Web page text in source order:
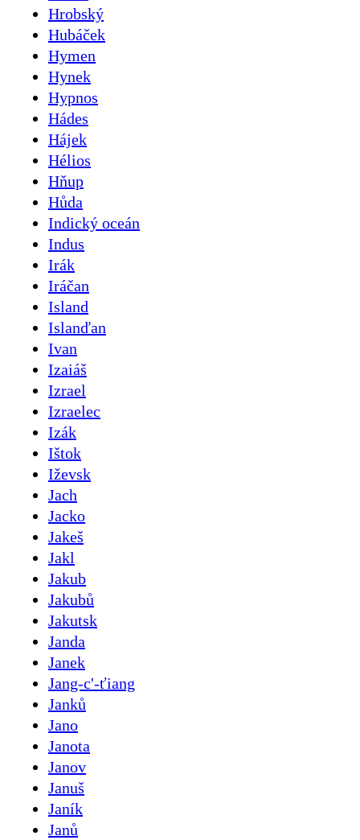
Hrobský
Hubáček
Hymen
Hynek
Hypnos
Hádes
Hájek
Hélios
Hňup
Hůda
Indický oceán
Indus
Irák
Iráčan
Island
Islanďan
Ivan
Izaiáš
Izrael
Izraelec
Izák
Ištok
Iževsk
Jach
Jacko
Jakeš
Jakl
Jakub
Jakubů
Jakutsk
Janda
Janek
Jang-c'-ťiang
Janků
Jano
Janota
Janov
Januš
Janík
Janů